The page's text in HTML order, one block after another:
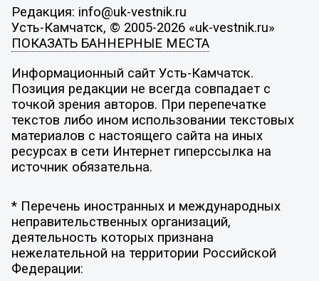
Редакция: info@uk-vestnik.ru
Усть-Камчатск, © 2005-2026 «uk-vestnik.ru»
ПОКАЗАТЬ БАННЕРНЫЕ МЕСТА
Информационный сайт Усть-Камчатск.
Позиция редакции не всегда совпадает с
точкой зрения авторов. При перепечатке
текстов либо ином использовании текстовых
материалов с настоящего сайта на иных
ресурсах в сети Интернет гиперссылка на
источник обязательна.
* Перечень иностранных и международных
неправительственных организаций,
деятельность которых признана
нежелательной на территории Российской
Федерации: